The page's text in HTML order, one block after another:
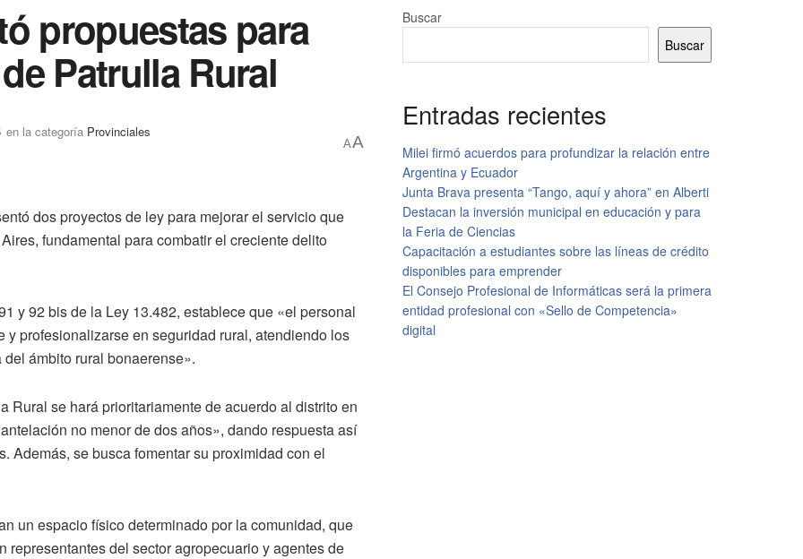
propuestas para
Patrulla Rural
en la categoría Provinciales
AA
dos proyectos de ley para mejorar el servicio que
fundamental para combatir el creciente delito
y 92 bis de la Ley 13.482, establece que «el personal
profesionalizarse en seguridad rural, atendiendo los
ámbito rural bonaerense».
Rural se hará prioritariamente de acuerdo al distrito en
no menor de dos años», dando respuesta así
Además, se busca fomentar su proximidad con el
un espacio físico determinado por la comunidad, que
del sector agropecuario y agentes de
Buscar
Buscar
Entradas recientes
Milei firmó acuerdos para profundizar la relación entre
Argentina y Ecuador
Junta Brava presenta “Tango, aquí y ahora” en Alberti
Destacan la inversión municipal en educación y para
la Feria de Ciencias
Capacitación a estudiantes sobre las líneas de crédito
disponibles para emprender
El Consejo Profesional de Informáticas será la primera
entidad profesional con «Sello de Competencia»
digital